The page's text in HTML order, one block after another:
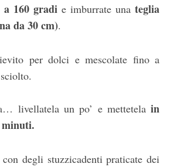
160 gradi e imburrate unateglia
da 30 cm).
per dolci e mescolate fino a
livellatela un po’ e mettetelain
degli stuzzicadenti praticate dei